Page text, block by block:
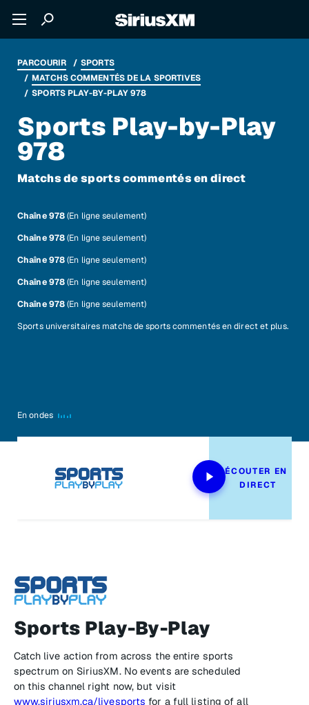
PARCOURIR
SPORTS
MATCHS COMMENTÉS DE LA SPORTIVES
SPORTS PLAY-BY-PLAY 978
Sports Play-by-Play
978
Matchs de sports commentés en direct
Chaîne 978(En ligne seulement)
Chaîne 978(En ligne seulement)
Chaîne 978(En ligne seulement)
Chaîne 978(En ligne seulement)
Chaîne 978(En ligne seulement)
Sports universitaires matchs de sports commentés en direct et plus.
En ondes
ÉCOUTER EN
DIRECT
Sports Play-By-Play
Catch live action from across the entire sports
spectrum on SiriusXM. No events are scheduled
on this channel right now, but visit
www.siriusxm.ca/livesports for a full listing of all